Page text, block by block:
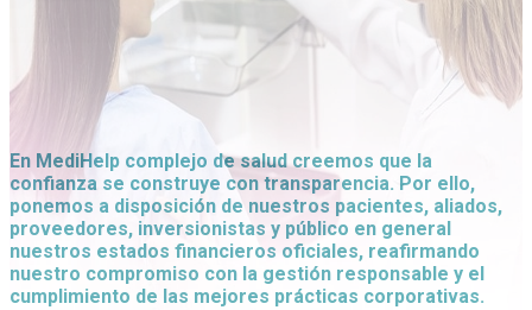
En MediHelp complejo de salud creemos que la
confianza se construye con transparencia. Por ello,
ponemos a disposición de nuestros pacientes, aliados,
proveedores, inversionistas y público en general
nuestros estados financieros oficiales, reafirmando
nuestro compromiso con la gestión responsable y el
cumplimiento de las mejores prácticas corporativas.